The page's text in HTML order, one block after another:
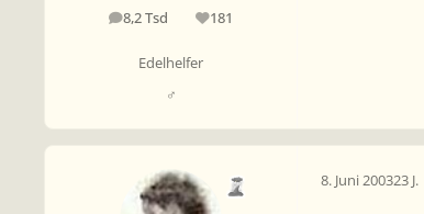
8,2 Tsd
Beiträge 181
Reputation
Edelhelfer
♂
8. Juni 200323 J.